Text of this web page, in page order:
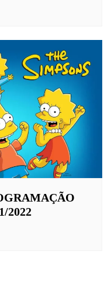
2022